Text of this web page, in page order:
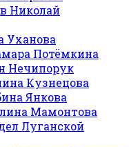
Николай
Уханова
Потёмкина
Нечипорук
Кузнецова
Янкова
Мамонтова